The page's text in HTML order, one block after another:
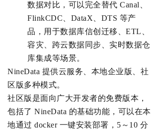
数据对比，可以完全替代 Canal、
FlinkCDC、DataX、DTS 等产
品，用于数据库信创迁移、ETL、
容灾、跨云数据同步、 实时数据仓
库集成等场景。
NineData 提供云服务、本地企业版、社
区版多种模式。
社区版是面向广大开发者的免费版本，
包括了 NineData 的基础功能，可以在本
地通过 docker 一键安装部署，5～10 分